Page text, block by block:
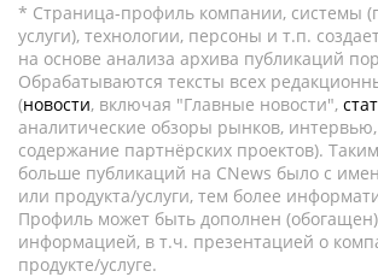
* Страница-профиль компании, системы
услуги), технологии, персоны и т.п.
на основе анализа архива публикаций
Обрабатываются тексты всех
(новости, включая "Главные новости",
аналитические обзоры рынков,
содержание партнёрских проектов).
больше публикаций на CNews было с
или продукта/услуги, тем более
Профиль может быть дополнен
информацией, в т.ч. презентацией о
продукте/услуге.